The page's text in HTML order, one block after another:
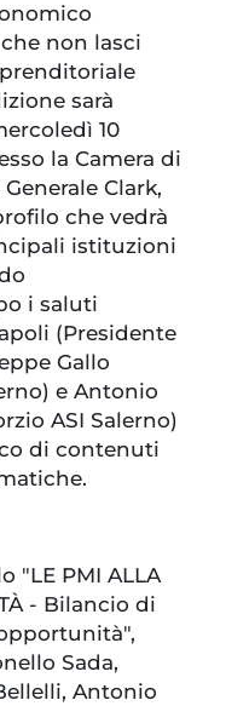
non lasci
sarà
10
la Camera di
Clark,
che vedrà
istituzioni
i saluti
(Presidente
Gallo
e Antonio
ASI Salerno)
di contenuti
"LE PMI ALLA
- Bilancio di
Sada,
Antonio